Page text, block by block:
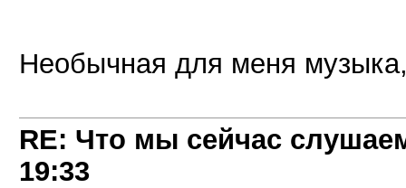
Необычная для меня
RE: Что мы сейчас
19:33